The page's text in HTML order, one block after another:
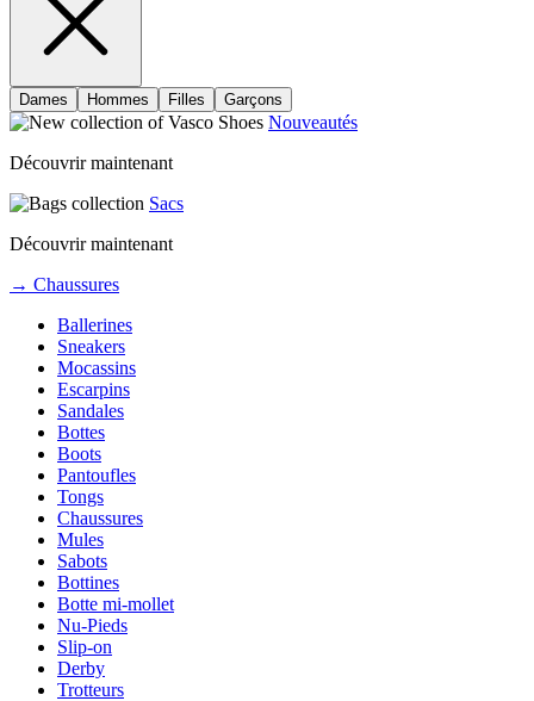
Dames Hommes Filles Garçons
Nouveautés
Découvrir maintenant
Sacs
Découvrir maintenant
→ Chaussures
Ballerines
Sneakers
Mocassins
Escarpins
Sandales
Bottes
Boots
Pantoufles
Tongs
Chaussures
Mules
Sabots
Bottines
Botte mi-mollet
Nu-Pieds
Slip-on
Derby
Trotteurs